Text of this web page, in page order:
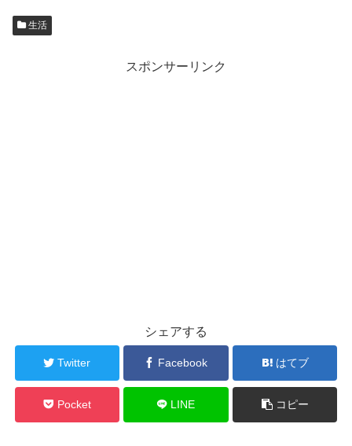
生活
スポンサーリンク
シェアする
Twitter Facebook はてブ
Pocket LINE コピー